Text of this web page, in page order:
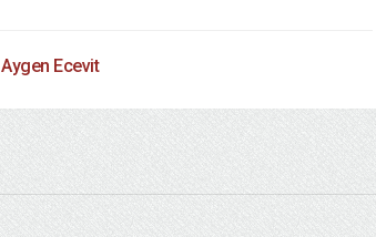
Aygen Ecevit